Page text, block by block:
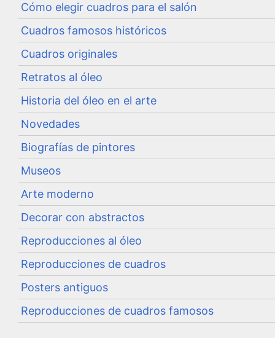
Cómo elegir cuadros para el salón
Cuadros famosos históricos
Cuadros originales
Retratos al óleo
Historia del óleo en el arte
Novedades
Biografías de pintores
Museos
Arte moderno
Decorar con abstractos
Reproducciones al óleo
Reproducciones de cuadros
Posters antiguos
Reproducciones de cuadros famosos